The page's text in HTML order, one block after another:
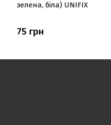
зелена, біла) UNIFIX
75 грн